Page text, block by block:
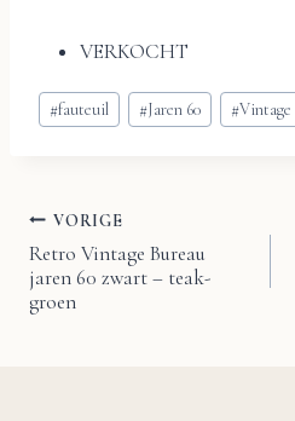
VERKOCHT
Bericht
tags:
#fauteuil #Jaren 60 #Vintage
Bericht
navigatie
VORIGE
Retro Vintage Bureau
jaren 60 zwart – teak-
groen